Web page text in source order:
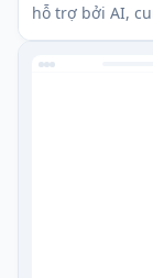
hỗ trợ bởi AI,
chỉnh sửa và